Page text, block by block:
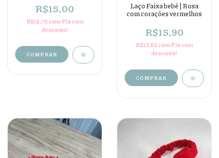
R$15,00
R$12,75comPix com
desconto!
Laço Faixa bebê | Rosa
com corações vermelhos
R$15,90
R$13,52comPix com
desconto!